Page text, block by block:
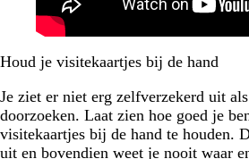
Houd je visitekaartjes bij de hand
Je ziet er niet erg zelfverzekerd uit
doorzoeken. Laat zien hoe goed je
visitekaartjes bij de hand te houden.
uit en bovendien weet je nooit waar